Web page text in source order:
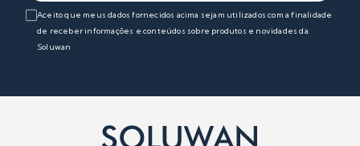
Aceito que meus dados fornecidos acima sejam utilizados com a finalidade
de receber informações e conteúdos sobre produtos e novidades da
Soluwan